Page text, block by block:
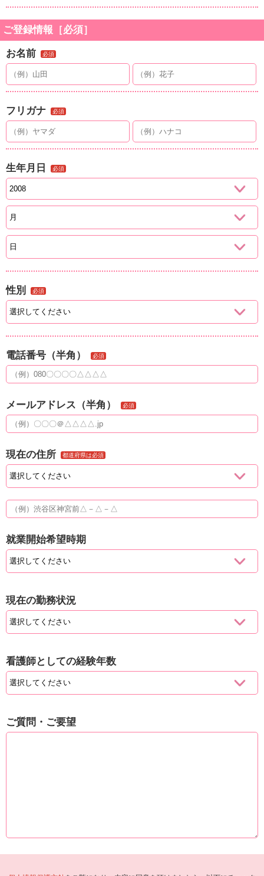
ご登録情報［必須］
お名前 必須
フリガナ 必須
生年月日 必須
性別 必須
電話番号（半角） 必須
メールアドレス（半角） 必須
現在の住所 都道府県は必須
就業開始希望時期
現在の勤務状況
看護師としての経験年数
ご質問・ご要望